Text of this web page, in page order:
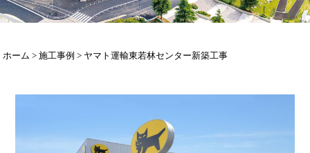
ホーム >施工事例 > ヤマト運輸東若林センター新築工事